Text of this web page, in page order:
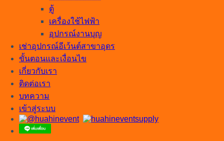
ตู้
เครื่องใช้ไฟฟ้า
อุปกรณ์งานบุญ
เช่าอุปกรณ์อีเว้นต์สาขาอุดร
ขั้นตอนและเงื่อนไข
เกี่ยวกับเรา
ติดต่อเรา
บทความ
เข้าสู่ระบบ